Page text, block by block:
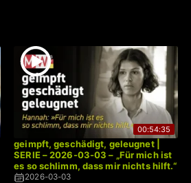
00:54:35
geimpft, geschädigt, geleugnet |
SERIE – 2026-03-03 – „Für mich ist
es so schlimm, dass mir nichts hilft.“
2026-03-03